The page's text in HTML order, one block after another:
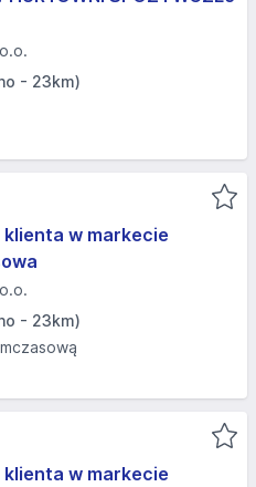
- 23km)
klienta w markecie
- 23km)
klienta w markecie